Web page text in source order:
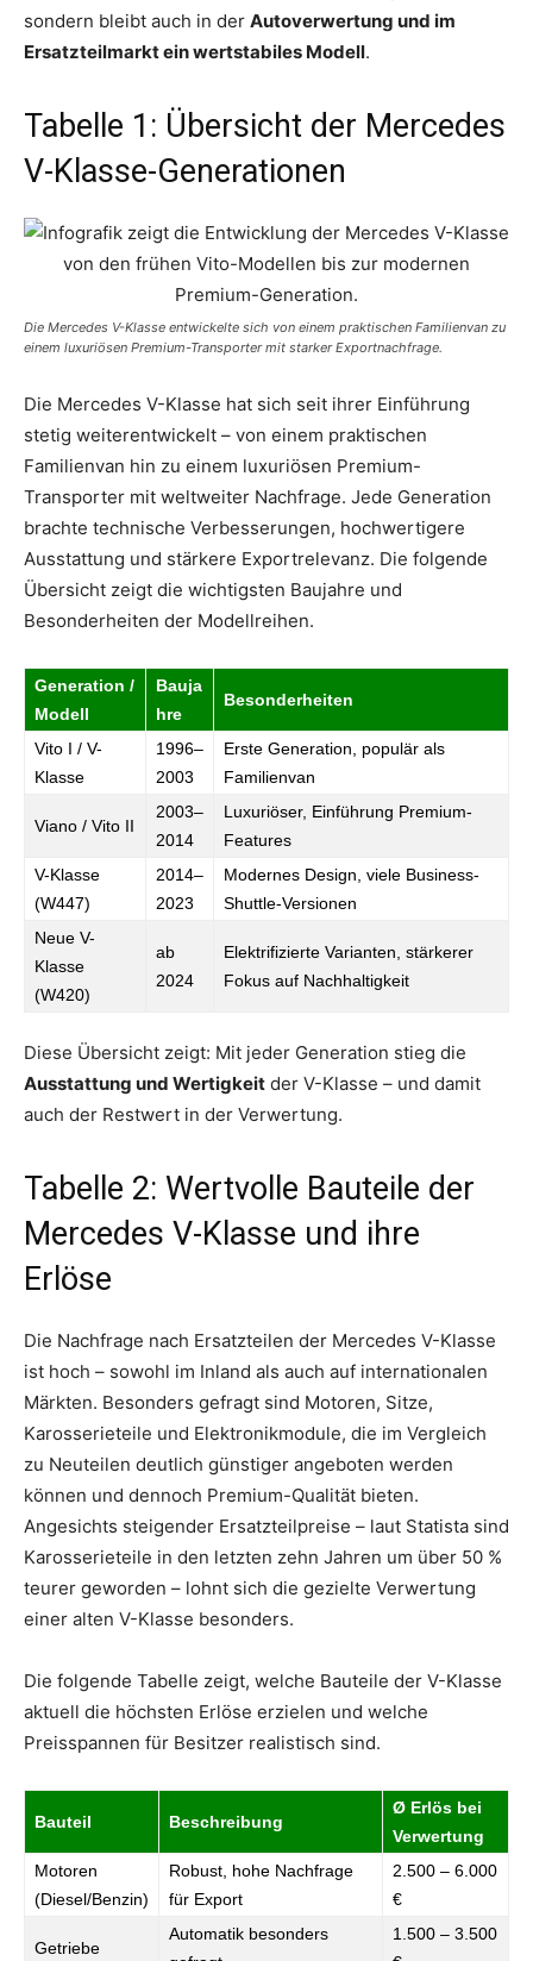
sondern bleibt auch in der Autoverwertung und im
Ersatzteilmarkt ein wertstabiles Modell.
Tabelle 1: Übersicht der Mercedes
V-Klasse-Generationen
Die Mercedes V-Klasse entwickelte sich von einem praktischen Familienvan zu
einem luxuriösen Premium-Transporter mit starker Exportnachfrage.
Die Mercedes V-Klasse hat sich seit ihrer Einführung
stetig weiterentwickelt – von einem praktischen
Familienvan hin zu einem luxuriösen Premium-
Transporter mit weltweiter Nachfrage. Jede Generation
brachte technische Verbesserungen, hochwertigere
Ausstattung und stärkere Exportrelevanz. Die folgende
Übersicht zeigt die wichtigsten Baujahre und
Besonderheiten der Modellreihen.
Generation /
Modell
Bauja
hre
Besonderheiten
Vito I / V-
Klasse
1996–
2003
Erste Generation, populär als
Familienvan
Viano / Vito II
2003–
2014
Luxuriöser, Einführung Premium-
Features
V-Klasse
(W447)
2014–
2023
Modernes Design, viele Business-
Shuttle-Versionen
Neue V-
Klasse
(W420)
ab
2024
Elektrifizierte Varianten, stärkerer
Fokus auf Nachhaltigkeit
Diese Übersicht zeigt: Mit jeder Generation stieg die
Ausstattung und Wertigkeit der V-Klasse – und damit
auch der Restwert in der Verwertung.
Tabelle 2: Wertvolle Bauteile der
Mercedes V-Klasse und ihre
Erlöse
Die Nachfrage nach Ersatzteilen der Mercedes V-Klasse
ist hoch – sowohl im Inland als auch auf internationalen
Märkten. Besonders gefragt sind Motoren, Sitze,
Karosserieteile und Elektronikmodule, die im Vergleich
zu Neuteilen deutlich günstiger angeboten werden
können und dennoch Premium-Qualität bieten.
Angesichts steigender Ersatzteilpreise – laut Statista sind
Karosserieteile in den letzten zehn Jahren um über 50 %
teurer geworden – lohnt sich die gezielte Verwertung
einer alten V-Klasse besonders.
Die folgende Tabelle zeigt, welche Bauteile der V-Klasse
aktuell die höchsten Erlöse erzielen und welche
Preisspannen für Besitzer realistisch sind.
Bauteil Beschreibung
Ø Erlös bei
Verwertung
Motoren
(Diesel/Benzin)
Robust, hohe Nachfrage
für Export
2.500 – 6.000
€
Getriebe
Automatik besonders
1.500 – 3.500